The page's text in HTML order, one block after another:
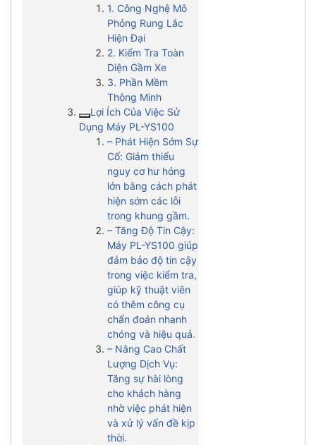
1. Công Nghệ Mô
Phỏng Rung Lắc
Hiện Đại
2. Kiểm Tra Toàn
Diện Gầm Xe
3. Phần Mềm
Thông Minh
Lợi Ích Của Việc Sử
Dụng Máy PL-YS100
– Phát Hiện Sớm Sự
Cố: Giảm thiểu
nguy cơ hư hỏng
lớn bằng cách phát
hiện sớm các lỗi
trong khung gầm.
– Tăng Độ Tin Cậy:
Máy PL-YS100 giúp
đảm bảo độ tin cậy
trong việc kiểm tra,
giúp kỹ thuật viên
có thêm công cụ
chẩn đoán nhanh
chóng và hiệu quả.
– Nâng Cao Chất
Lượng Dịch Vụ:
Tăng sự hài lòng
cho khách hàng
nhờ việc phát hiện
và xử lý vấn đề kịp
thời.